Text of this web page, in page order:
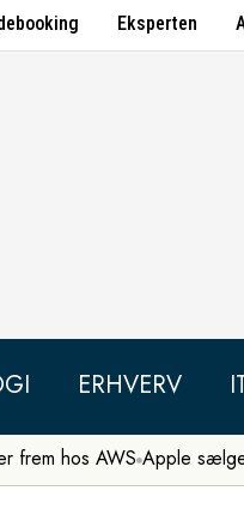
Eksperten
ERHVERV
frem hos AWS Apple